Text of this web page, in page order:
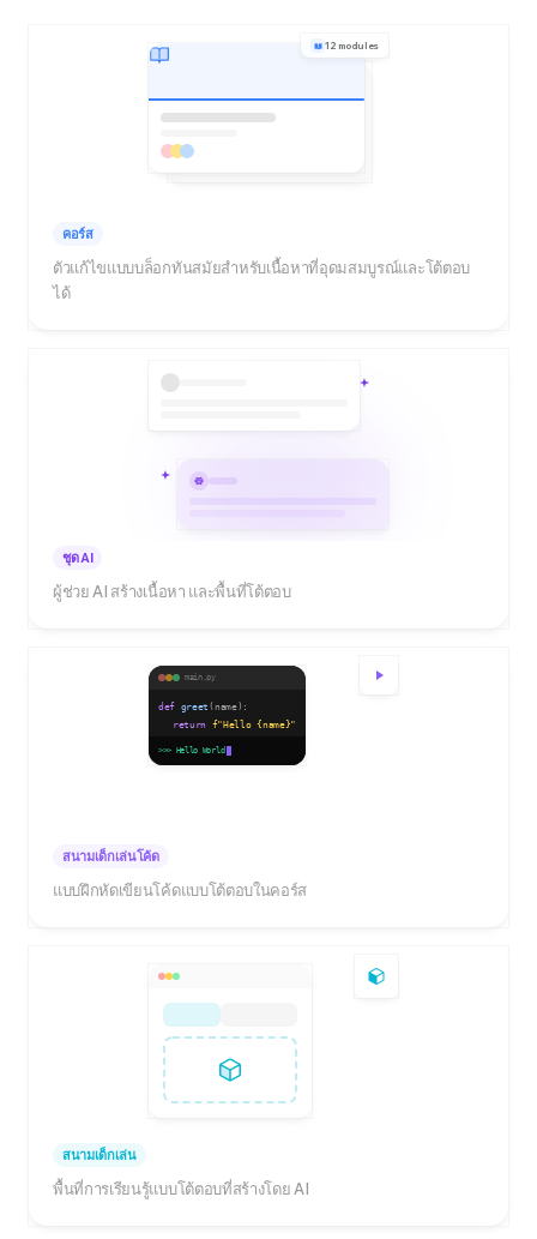
12 modules
คอร์ส
ตัวแก้ไขแบบบล็อกทันสมัยสำหรับเนื้อหาที่อุดมสมบูรณ์และโต้ตอบ
ได้
ชุด AI
ผู้ช่วย AI สร้างเนื้อหา และพื้นที่โต้ตอบ
main.py
def greet (name):
return f"Hello{name}"
print(greet("World"
>>> Hello World
สนามเด็กเล่นโค้ด
แบบฝึกหัดเขียนโค้ดแบบโต้ตอบในคอร์ส
สนามเด็กเล่น
พื้นที่การเรียนรู้แบบโต้ตอบที่สร้างโดย AI